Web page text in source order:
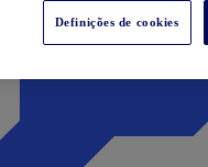
Definições de cookies